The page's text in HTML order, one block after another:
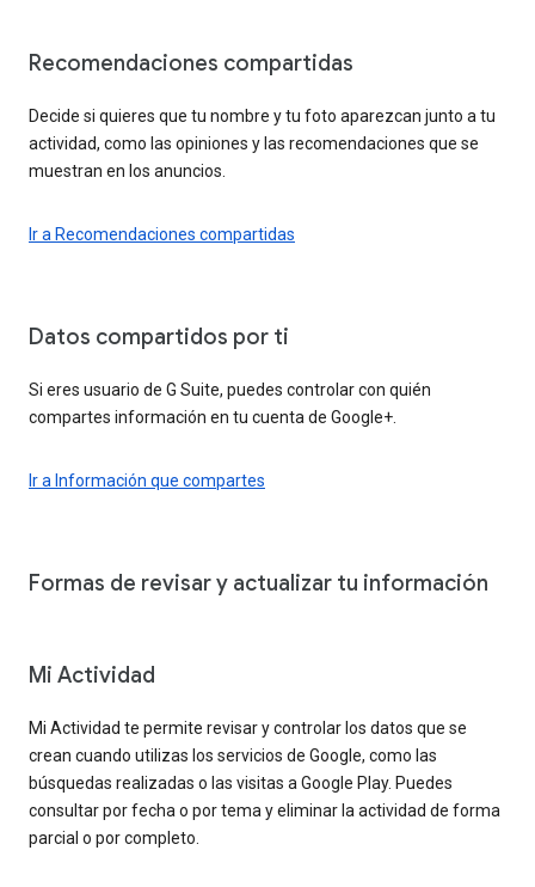
Recomendaciones compartidas
Decide si quieres que tu nombre y tu foto aparezcan junto a tu
actividad, como las opiniones y las recomendaciones que se
muestran en los anuncios.
Ir a Recomendaciones compartidas
Datos compartidos por ti
Si eres usuario de G Suite, puedes controlar con quién
compartes información en tu cuenta de Google+.
Ir a Información que compartes
Formas de revisar y actualizar tu información
Mi Actividad
Mi Actividad te permite revisar y controlar los datos que se
crean cuando utilizas los servicios de Google, como las
búsquedas realizadas o las visitas a Google Play. Puedes
consultar por fecha o por tema y eliminar la actividad de forma
parcial o por completo.